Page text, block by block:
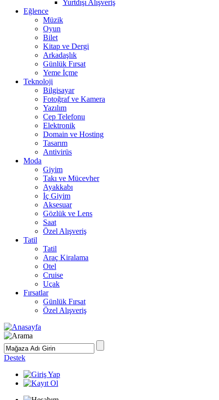
Yurtdışı Alışveriş
Eğlence
Müzik
Oyun
Bilet
Kitap ve Dergi
Arkadaşlık
Günlük Fırsat
Yeme İçme
Teknoloji
Bilgisayar
Fotoğraf ve Kamera
Yazılım
Cep Telefonu
Elektronik
Domain ve Hosting
Tasarım
Antivirüs
Moda
Giyim
Takı ve Mücevher
Ayakkabı
İç Giyim
Aksesuar
Gözlük ve Lens
Saat
Özel Alışveriş
Tatil
Tatil
Araç Kiralama
Otel
Cruise
Uçak
Fırsatlar
Günlük Fırsat
Özel Alışveriş
Destek